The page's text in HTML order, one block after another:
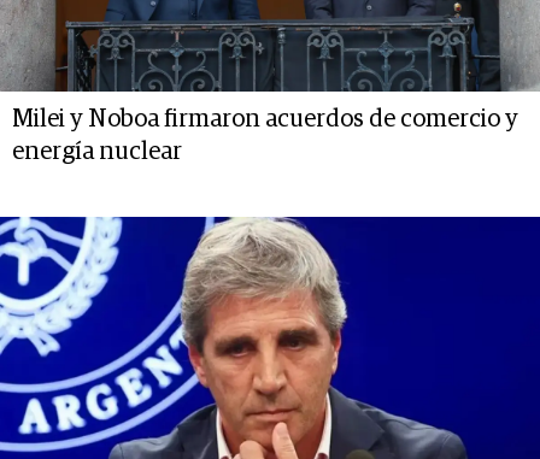
Milei y Noboa firmaron acuerdos de comercio y
energía nuclear